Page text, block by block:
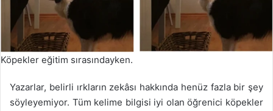
Köpekler eğitim sırasındayken.
Yazarlar, belirli ırkların zekâsı hakkında henüz fazla bir şey
söyleyemiyor. Tüm kelime bilgisi iyi olan öğrenici köpekler